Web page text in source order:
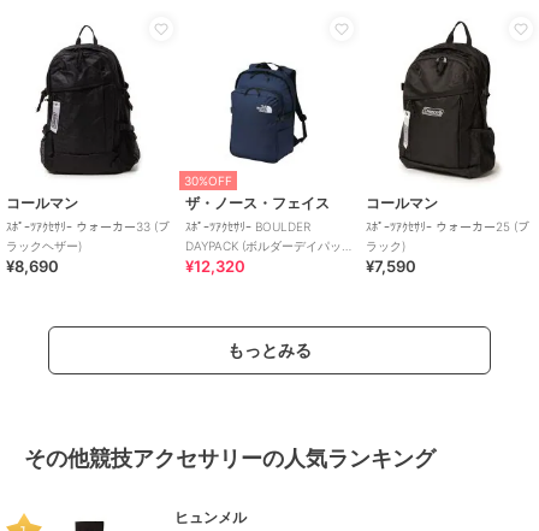
コールマン
ｽﾎﾟｰﾂｱｸｾｻﾘｰ ウォーカー33 (ブ
ラックヘザー)
¥8,690
30%OFF
ザ・ノース・フェイス
ｽﾎﾟｰﾂｱｸｾｻﾘｰ BOULDER
DAYPACK (ボルダーデイパッ
ク)
¥12,320
コールマン
ｽﾎﾟｰﾂｱｸｾｻﾘｰ ウォーカー25 (ブ
ラック)
¥7,590
もっとみる
その他競技アクセサリーの人気ランキング
ヒュンメル